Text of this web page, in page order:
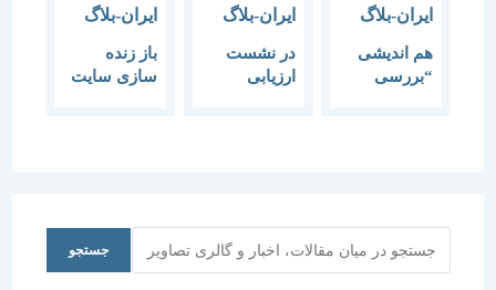
هم اندیشی
“بررسی
در نشست
ارزیابی
باز زنده
سازی سایت
جستجو